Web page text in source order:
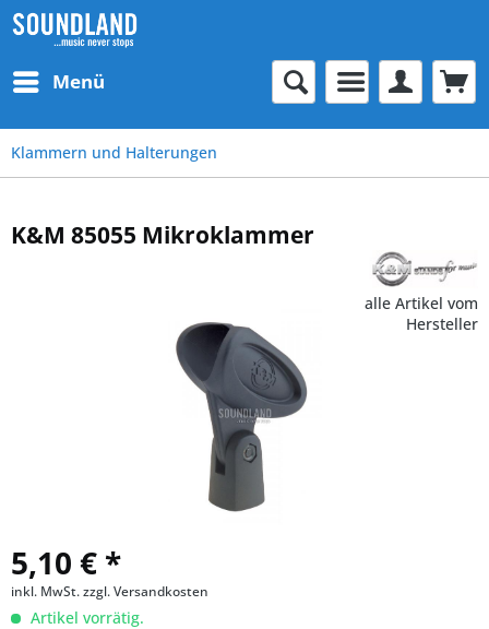
Menü
Klammern und Halterungen
K&M 85055 Mikroklammer
alle Artikel vom
Hersteller
5,10 € *
inkl. MwSt.zzgl. Versandkosten
Artikel vorrätig.